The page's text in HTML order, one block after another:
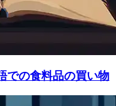
での食料品の買い物